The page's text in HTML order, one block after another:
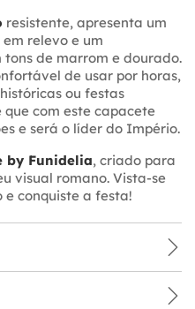
resistente, apresenta um
relevo e um
de marrom e dourado.
de usar por horas,
ou festas
com este capacete
e será o líder do Império.
by Funidelia, criado para
visual romano. Vista-se
conquiste a festa!